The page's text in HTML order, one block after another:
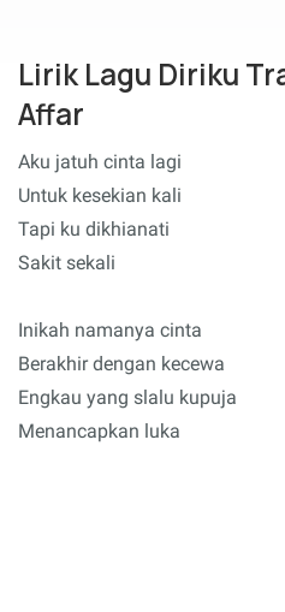
Lirik Lagu Diriku
Affar
Aku jatuh cinta lagi
Untuk kesekian kali
Tapi ku dikhianati
Sakit sekali
Inikah namanya cinta
Berakhir dengan kecewa
Engkau yang slalu kupuja
Menancapkan luka